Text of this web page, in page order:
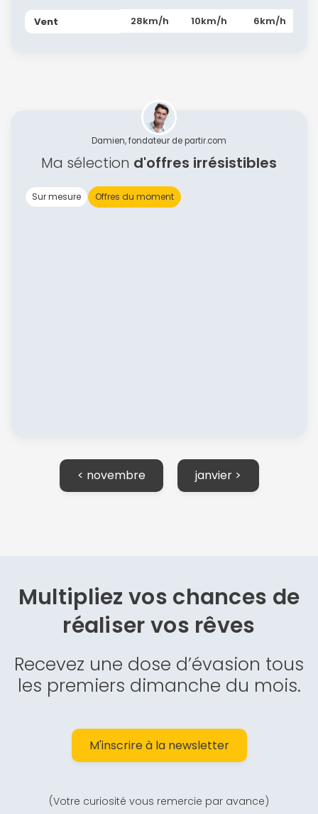
Vent 28km/h 10km/h 6km/h
Damien, fondateur de partir.com
Ma sélection d'offres irrésistibles
Sur mesure Offres du moment
< novembre janvier >
Continuer avec Apple
Politique de
confidentialité.
Multipliez vos chances de
réaliser vos rêves
Recevez une dose d’évasion tous
les premiers dimanche du mois.
M'inscrire à la newsletter
(Votre curiosité vous remercie par avance)